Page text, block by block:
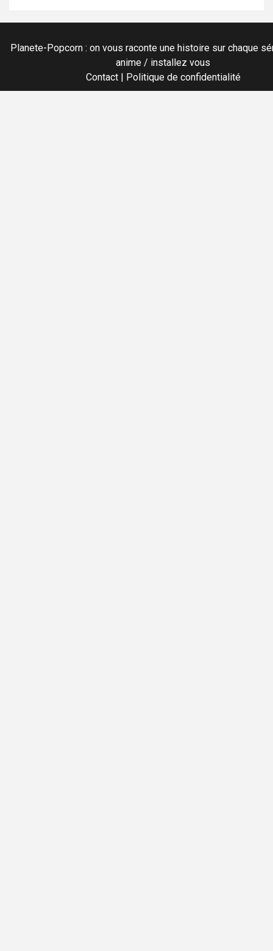
Planete-Popcorn : on vous raconte une histoire sur chaque
anime / installez vous
Contact| Politique de confidentialité